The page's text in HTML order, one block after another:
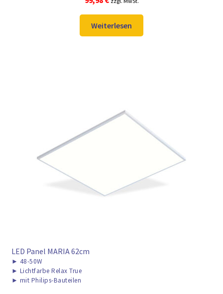
Weiterlesen
LED Panel MARIA 62cm
► 48-50W
► Lichtfarbe Relax True
► mit Philips-Bauteilen